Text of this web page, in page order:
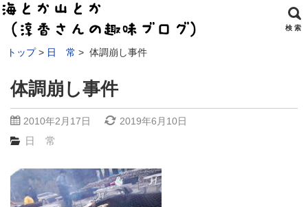
検 索
トップ 日 常 体調崩し事件
体調崩し事件
2010年2月17日 2019年6月10日
日 常